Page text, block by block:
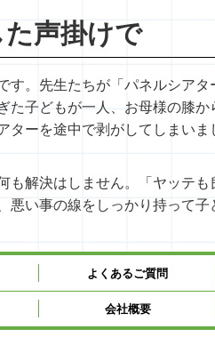
声掛けで
す。先生たちが「パネルシア
た子どもが一人、お母様の膝
ターを途中で剥がしてしまい
も解決はしません。「ヤッテ
悪い事の線をしっかり持って子
よくあるご質問
会社概要